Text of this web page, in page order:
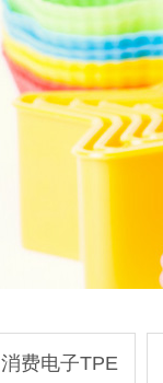
消费电子TPE